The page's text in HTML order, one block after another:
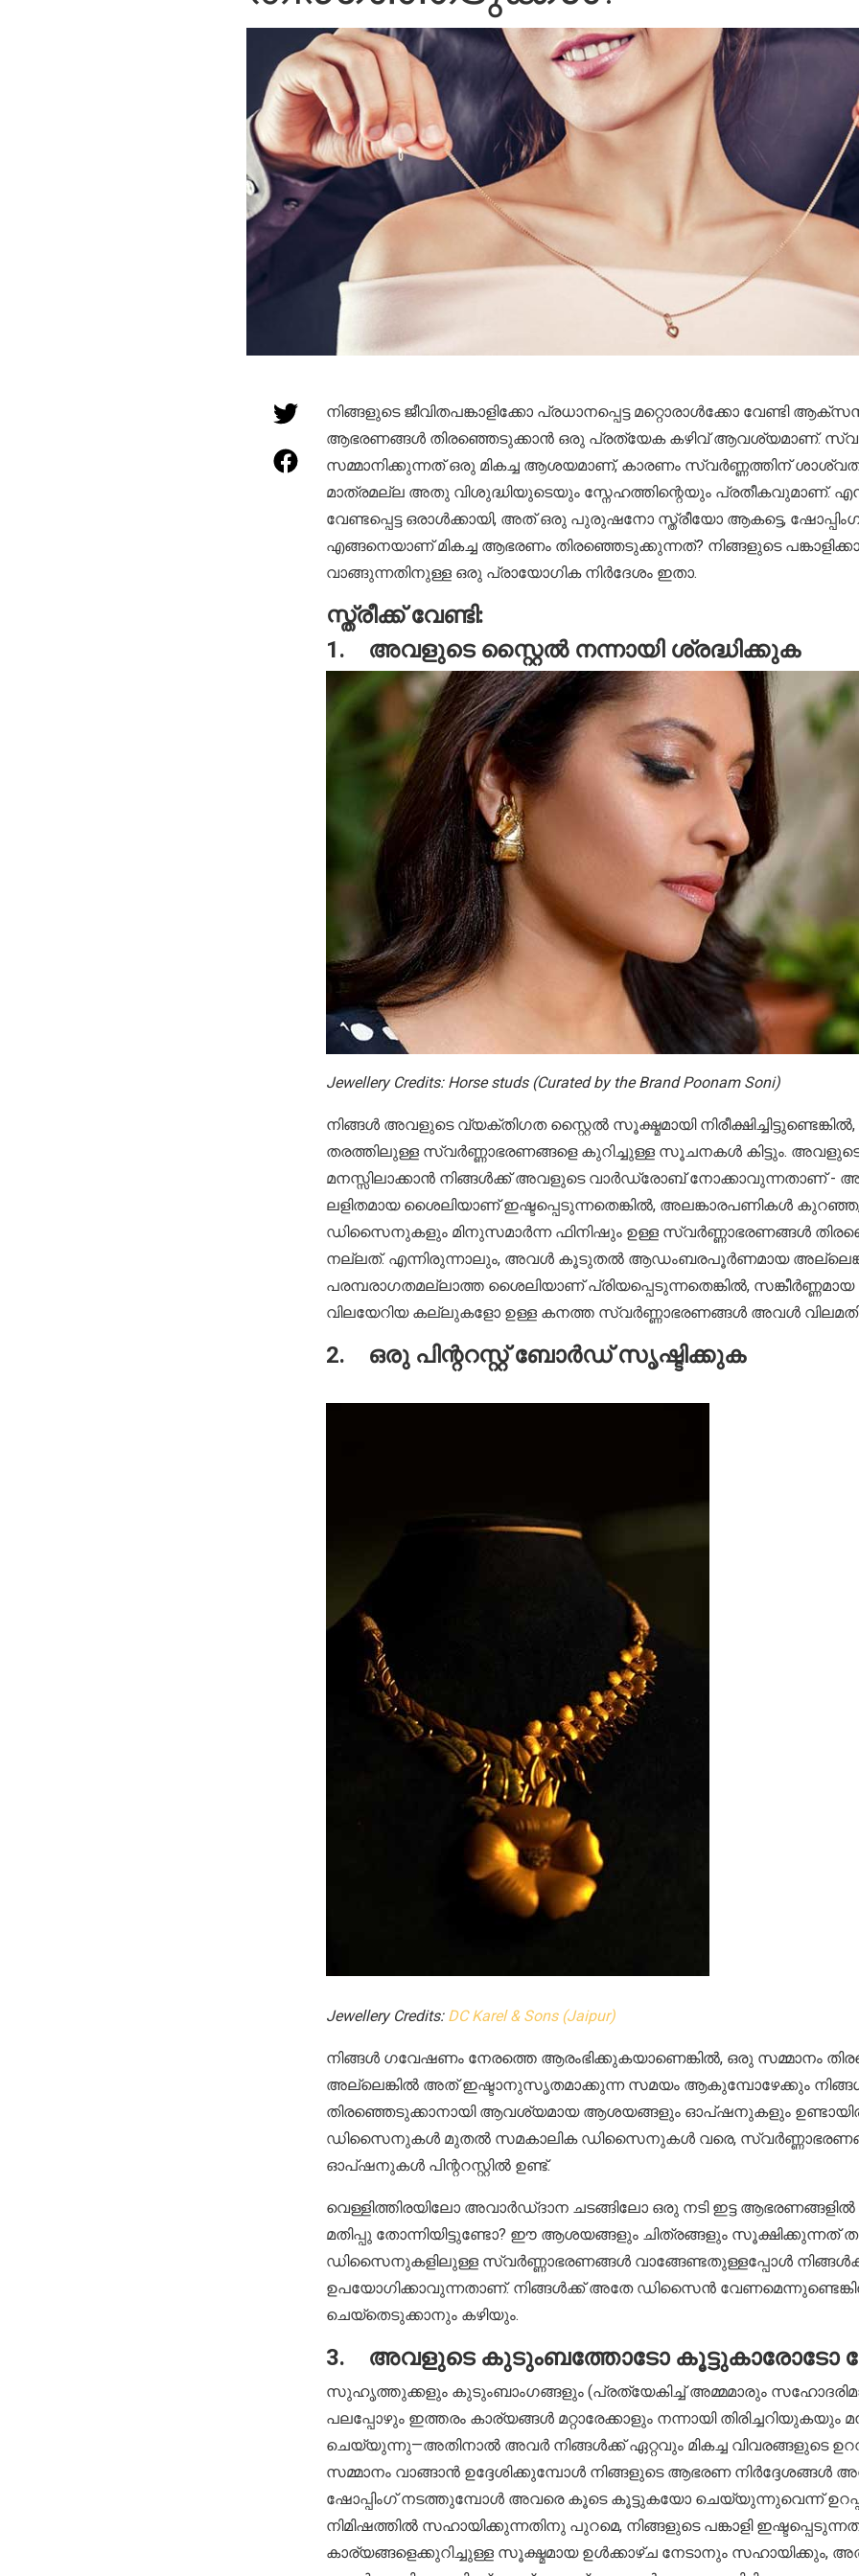
നിങ്ങളുടെ ജീവിതപങ്കാളിക്കോ പ്രധാനപ്പെട്ട മറ്റൊരാൾക്കോ വേണ്ടി
ആഭരണങ്ങൾ തിരഞ്ഞെടുക്കാൻ ഒരു പ്രത്യേക കഴിവ് ആവശ്യമാണ്.
സമ്മാനിക്കുന്നത് ഒരു മികച്ച ആശയമാണ്, കാരണം സ്വർണ്ണത്തിന്
മാത്രമല്ല അതു വിശുദ്ധിയുടെയും സ്നേഹത്തിന്റെയും പ്രതീകവുമാണ്.
വേണ്ടപ്പെട്ട ഒരാൾക്കായി, അത് ഒരു പുരുഷനോ സ്ത്രീയോ ആകട്ടെ,
എങ്ങനെയാണ് മികച്ച ആഭരണം തിരഞ്ഞെടുക്കുന്നത്? നിങ്ങളുടെ
വാങ്ങുന്നതിനുള്ള ഒരു പ്രായോഗിക നിർദേശം ഇതാ.
സ്ത്രീക്ക് വേണ്ടി:
1. അവളുടെ സ്റ്റൈൽ നന്നായി ശ്രദ്ധിക്കുക
Jewellery Credits: Horse studs (Curated by the Brand Poonam Soni)
നിങ്ങൾ അവളുടെ വ്യക്തിഗത സ്റ്റൈൽ സൂക്ഷ്മമായി
തരത്തിലുള്ള സ്വർണ്ണാഭരണങ്ങളെ കുറിച്ചുള്ള സൂചനകൾ കിട്ടും.
മനസ്സിലാക്കാൻ നിങ്ങൾക്ക് അവളുടെ വാർഡ്രോബ് നോക്കാവുന്നതാണ് -
ലളിതമായ ശൈലിയാണ് ഇഷ്ടപ്പെടുന്നതെങ്കിൽ, അലങ്കാരപണികൾ കുറഞ്ഞ,
ഡിസൈനുകളും മിനുസമാർന്ന ഫിനിഷും ഉള്ള സ്വർണ്ണാഭരണങ്ങൾ
നല്ലത്. എന്നിരുന്നാലും, അവൾ കൂടുതൽ ആഡംബരപൂർണമായ
പരമ്പരാഗതമല്ലാത്ത ശൈലിയാണ് പ്രിയപ്പെടുന്നതെങ്കിൽ,
വിലയേറിയ കല്ലുകളോ ഉള്ള കനത്ത സ്വർണ്ണാഭരണങ്ങൾ അവൾ
2. ഒരു പിന്ററസ്റ്റ് ബോർഡ് സൃഷ്ടിക്കുക
Jewellery Credits: DC Karel & Sons (Jaipur)
നിങ്ങൾ ഗവേഷണം നേരത്തെ ആരംഭിക്കുകയാണെങ്കിൽ, ഒരു സമ്മാനം
അല്ലെങ്കിൽ അത് ഇഷ്ടാനുസൃതമാക്കുന്ന സമയം ആകുമ്പോഴേക്കും
തിരഞ്ഞെടുക്കാനായി ആവശ്യമായ ആശയങ്ങളും ഓപ്ഷനുകളും
ഡിസൈനുകൾ മുതൽ സമകാലിക ഡിസൈനുകൾ വരെ,
ഓപ്ഷനുകൾ പിന്ററസ്റ്റിൽ ഉണ്ട്.
വെള്ളിത്തിരയിലോ അവാർഡ്ദാന ചടങ്ങിലോ ഒരു നടി ഇട്ട
മതിപ്പു തോന്നിയിട്ടുണ്ടോ? ഈ ആശയങ്ങളും ചിത്രങ്ങളും സൂക്ഷിക്കുന്നത്
ഡിസൈനുകളിലുള്ള സ്വർണ്ണാഭരണങ്ങൾ വാങ്ങേണ്ടതുള്ളപ്പോൾ
ഉപയോഗിക്കാവുന്നതാണ്. നിങ്ങൾക്ക് അതേ ഡിസൈൻ
ചെയ്തെടുക്കാനും കഴിയും.
3. അവളുടെ കുടുംബത്തോടോ കൂട്ടുകാരോടോ
സുഹൃത്തുക്കളും കുടുംബാംഗങ്ങളും (പ്രത്യേകിച്ച് അമ്മമാരും
പലപ്പോഴും ഇത്തരം കാര്യങ്ങൾ മറ്റാരേക്കാളും നന്നായി തിരിച്ചറിയുകയും
ചെയ്യുന്നു—അതിനാൽ അവർ നിങ്ങൾക്ക് ഏറ്റവും മികച്ച വിവരങ്ങളുടെ
സമ്മാനം വാങ്ങാൻ ഉദ്ദേശിക്കുമ്പോൾ നിങ്ങളുടെ ആഭരണ നിർദ്ദേശങ്ങൾ
ഷോപ്പിംഗ് നടത്തുമ്പോൾ അവരെ കൂടെ കൂട്ടുകയോ ചെയ്യുന്നുവെന്ന്
നിമിഷത്തിൽ സഹായിക്കുന്നതിനു പുറമെ, നിങ്ങളുടെ പങ്കാളി
കാര്യങ്ങളെക്കുറിച്ചുള്ള സൂക്ഷ്മമായ ഉൾക്കാഴ്ച നേടാനും സഹായിക്കും,